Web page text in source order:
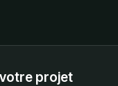
projet